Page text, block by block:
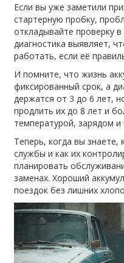
Если вы уже заметили
стартерную пробку,
откладывайте проверку
диагностика выявляет,
работать, если её
И помните, что жизнь
фиксированный срок, а
держатся от 3 до 6 лет,
продлить их до 8 лет и
температурой, зарядом и
Теперь, когда вы
службы и как их
планировать
заменах. Хороший
поездок без лишних